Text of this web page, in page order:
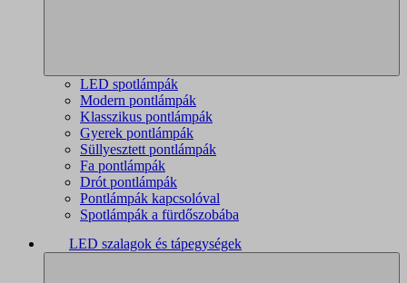
LED spotlámpák
Modern pontlámpák
Klasszikus pontlámpák
Gyerek pontlámpák
Süllyesztett pontlámpák
Fa pontlámpák
Drót pontlámpák
Pontlámpák kapcsolóval
Spotlámpák a fürdőszobába
LED szalagok és tápegységek